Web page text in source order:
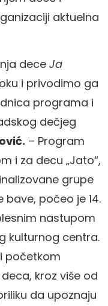
aktuelna
dece Ja
i privodimo ga
programa i
dečjeg
– Program
i za decu „Jato“,
grupe
počeo je 14.
nastupom
kulturnog centra.
početkom
kroz više od
da upoznaju